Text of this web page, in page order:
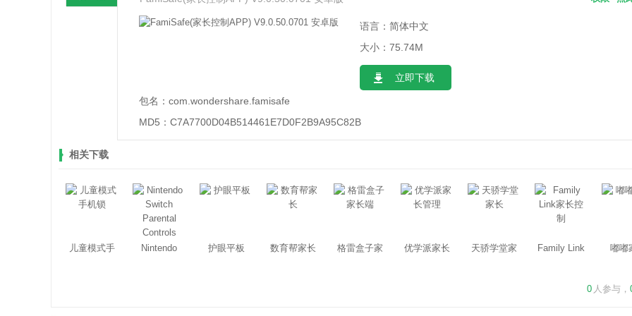
语言：简体中文
大小：75.74M
立即下载
包名： com.wondershare.famisafe
MD5： C7A7700D04B514461E7D0F2B9A95C82B
相关下载
儿童模式手
Nintendo
护眼平板 数育帮家长
格雷盒子家
优学派家长
天骄学堂家
Family Link
嘟嘟
0 人参与，